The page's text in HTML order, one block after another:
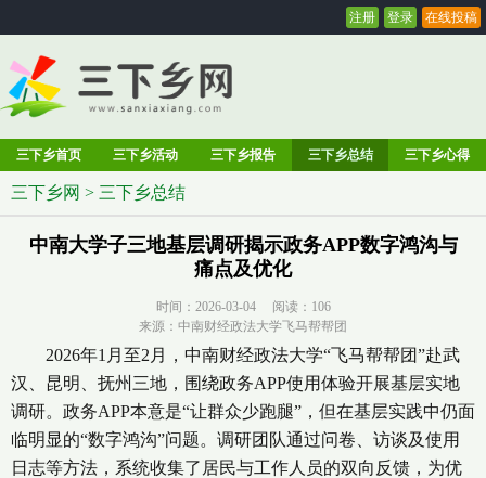
注册 登录 在线投稿
三下乡首页 三下乡活动 三下乡报告 三下乡总结 三下乡心得
三下乡网 > 三下乡总结
中南大学子三地基层调研揭示政务APP数字鸿沟与
痛点及优化
时间：2026-03-04 阅读： 106
来源：中南财经政法大学飞马帮帮团
2026年1月至2月，中南财经政法大学“飞马帮帮团”赴武
汉、昆明、抚州三地，围绕政务APP使用体验开展基层实地
调研。政务APP本意是“让群众少跑腿”，但在基层实践中仍面
临明显的“数字鸿沟”问题。调研团队通过问卷、访谈及使用
日志等方法，系统收集了居民与工作人员的双向反馈，为优